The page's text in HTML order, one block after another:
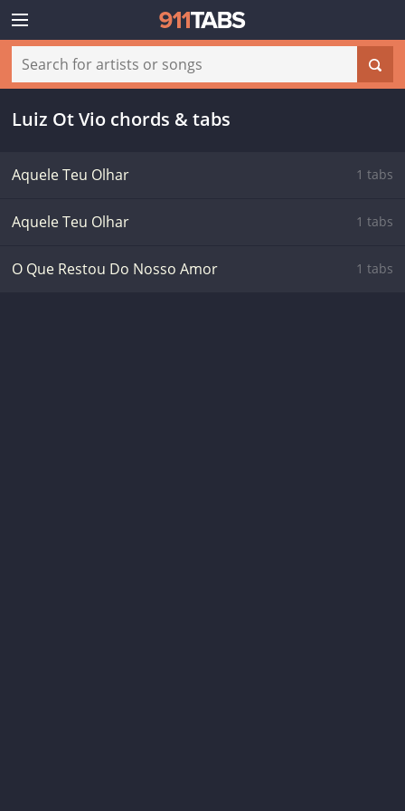
Luiz Ot Vio chords & tabs
Aquele Teu Olhar 1 tabs
Aquele Teu Olhar 1 tabs
O Que Restou Do Nosso Amor 1 tabs